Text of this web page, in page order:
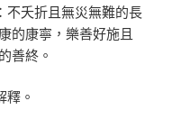
不夭折且無災無難的長
的康寧，樂善好施且
善終。
釋。